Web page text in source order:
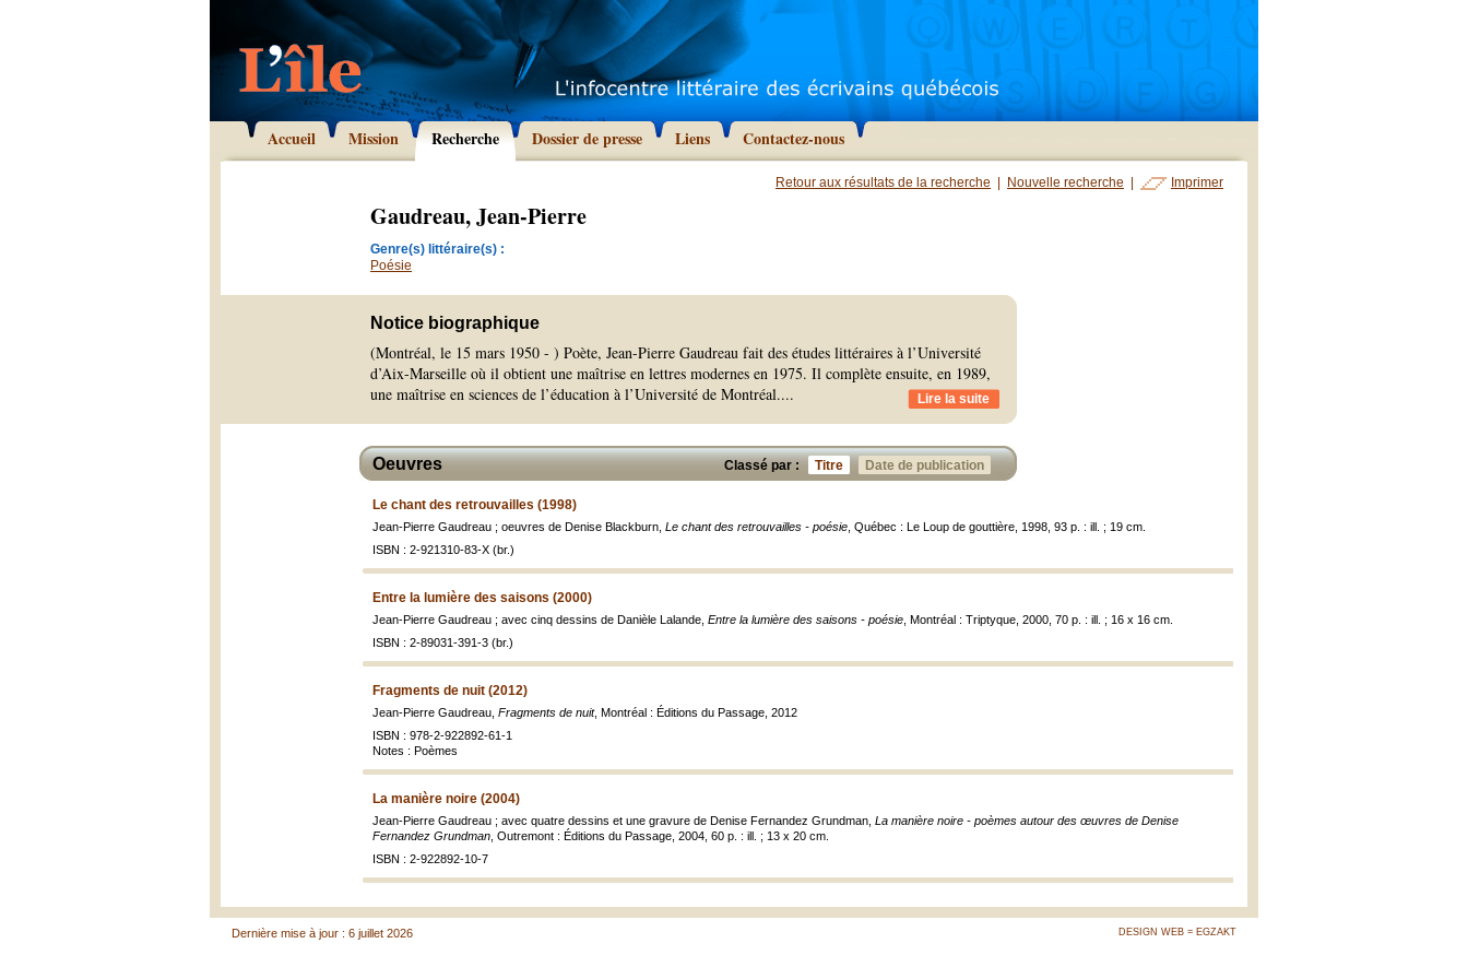
Accueil Mission Recherche Dossier de presse Liens Contactez-nous
Retour aux résultats de la recherche Nouvelle recherche Imprimer
Gaudreau, Jean-Pierre
Genre(s) littéraire(s) :
Poésie
Notice biographique
(Montréal, le 15 mars 1950 - ) Poète, Jean-Pierre Gaudreau fait des études littéraires à l’Université
d’Aix-Marseille où il obtient une maîtrise en lettres modernes en 1975. Il complète ensuite, en 1989,
une maîtrise en sciences de l’éducation à l’Université de Montréal.... Lire la suite
Classé par : Titre Date de publication
Oeuvres
Le chant des retrouvailles (1998)
Jean-Pierre Gaudreau ; oeuvres de Denise Blackburn, Le chant des retrouvailles - poésie , Québec : Le Loup de gouttière, 1998, 93 p. : ill. ; 19 cm.
ISBN : 2-921310-83-X (br.)
Entre la lumière des saisons (2000)
Jean-Pierre Gaudreau ; avec cinq dessins de Danièle Lalande, Entre la lumière des saisons - poésie , Montréal : Triptyque, 2000, 70 p. : ill. ; 16 x 16 cm.
ISBN : 2-89031-391-3 (br.)
Fragments de nuit (2012)
Jean-Pierre Gaudreau, Fragments de nuit, Montréal : Éditions du Passage, 2012
ISBN : 978-2-922892-61-1
Notes : Poèmes
La manière noire (2004)
Jean-Pierre Gaudreau ; avec quatre dessins et une gravure de Denise Fernandez Grundman, La manière noire - poèmes autour des œuvres de Denise
Fernandez Grundman , Outremont : Éditions du Passage, 2004, 60 p. : ill. ; 13 x 20 cm.
ISBN : 2-922892-10-7
DESIGN WEB = EGZAKT
Dernière mise à jour : 6 juillet 2026